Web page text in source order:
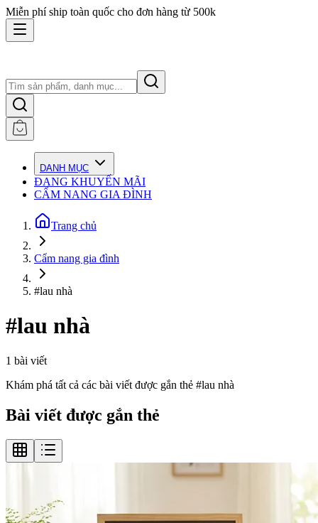
Miễn phí ship toàn quốc cho đơn hàng từ 500k
DANH MỤC
ĐANG KHUYẾN MÃI
CẨM NANG GIA ĐÌNH
Trang chủ
Cẩm nang gia đình
#lau nhà
#lau nhà
1 bài viết
Khám phá tất cả các bài viết được gắn thẻ #lau nhà
Bài viết được gắn thẻ